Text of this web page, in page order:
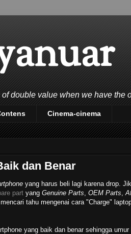
double value when we have the
Cinema-cinema
dan Benar
yang harus beli lagi karena drop.
part yang Genuine Parts OEM Parts
mencari tahu mengenai cara "Charge"
yang baik dan benar sehingga